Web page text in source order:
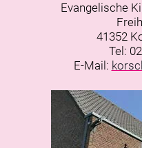
Evangelische
41352
Tel:
E-Mail: